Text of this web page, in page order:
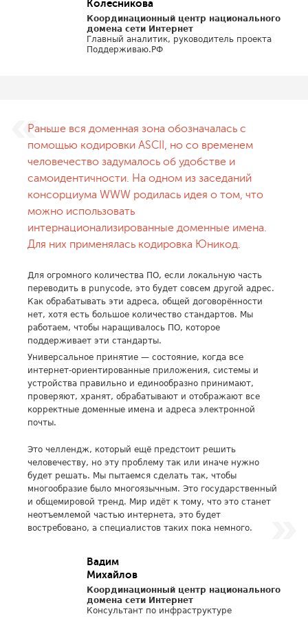
Колесникова
Координационный центр национального
домена сети Интернет
Главный аналитик, руководитель проекта
Поддерживаю.РФ
Раньше вся доменная зона обозначалась с
помощью кодировки ASCII, но со временем
человечество задумалось об удобстве и
самоидентичности. На одном из заседаний
консорциума WWW родилась идея о том, что
можно использовать
интернационализированные доменные имена.
Для них применялась кодировка Юникод.
Для огромного количества ПО, если локальную часть
переводить в punycode, это будет совсем другой адрес.
Как обрабатывать эти адреса, общей договорённости
нет, хотя есть большое количество стандартов. Мы
работаем, чтобы наращивалось ПО, которое
поддерживает эти стандарты.
Универсальное принятие — состояние, когда все
интернет-ориентированные приложения, системы и
устройства правильно и единообразно принимают,
проверяют, хранят, обрабатывают и отображают все
корректные доменные имена и адреса электронной
почты.
Это челлендж, который ещё предстоит решить
человечеству, но эту проблему так или иначе нужно
будет решать. Мы пытаемся сделать так, чтобы
многообразие было многоязычным. Это государственный
и общемировой тренд. Мир идёт к тому, что это станет
неотъемлемой частью интернета, это будет
востребовано, а специалистов таких пока немного.
Вадим
Михайлов
Координационный центр национального
домена сети Интернет
Консультант по инфраструктуре